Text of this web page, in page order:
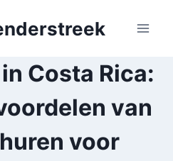
Costa Rica:
van
voor